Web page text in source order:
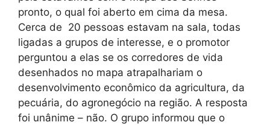
pronto, o qual foi aberto em cima da mesa.
Cerca de 20 pessoas estavam na sala, todas
ligadas a grupos de interesse, e o promotor
perguntou a elas se os corredores de vida
desenhados no mapa atrapalhariam o
desenvolvimento econômico da agricultura, da
pecuária, do agronegócio na região. A resposta
foi unânime – não. O grupo informou que o